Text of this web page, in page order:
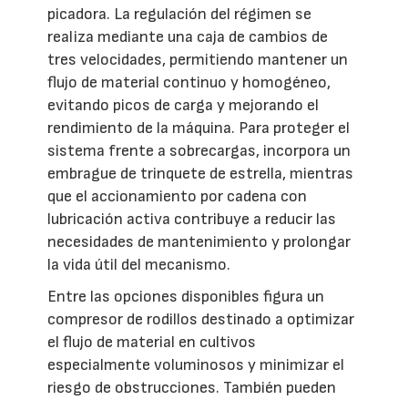
picadora. La regulación del régimen se
realiza mediante una caja de cambios de
tres velocidades, permitiendo mantener un
flujo de material continuo y homogéneo,
evitando picos de carga y mejorando el
rendimiento de la máquina. Para proteger el
sistema frente a sobrecargas, incorpora un
embrague de trinquete de estrella, mientras
que el accionamiento por cadena con
lubricación activa contribuye a reducir las
necesidades de mantenimiento y prolongar
la vida útil del mecanismo.
Entre las opciones disponibles figura un
compresor de rodillos destinado a optimizar
el flujo de material en cultivos
especialmente voluminosos y minimizar el
riesgo de obstrucciones. También pueden